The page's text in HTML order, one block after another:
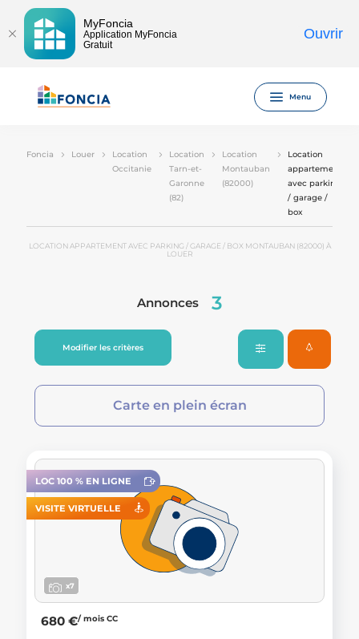
MyFoncia
Application MyFoncia
Gratuit
Ouvrir
Menu
Foncia Louer
Location
Occitanie
Location
Tarn-et-
Garonne
(82)
Location
Montauban
(82000)
Location
appartement
avec parking
/ garage /
box
LOCATION APPARTEMENT AVEC PARKING / GARAGE / BOX MONTAUBAN (82000) À
LOUER
Annonces 3
Modifier les critères
Carte en plein écran
LOC 100 % EN LIGNE
VISITE VIRTUELLE
x7
680 €/ mois CC